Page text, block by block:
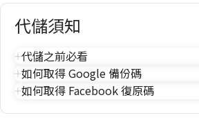
代儲須知
代儲之前必看
如何取得 Google 備份碼
如何取得 Facebook 復原碼